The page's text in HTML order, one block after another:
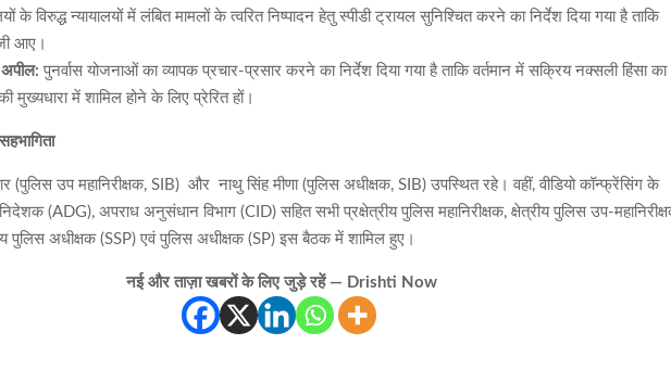
के विरुद्ध न्यायालयों में लंबित मामलों के त्वरित निष्पादन हेतु स्पीडी ट्रायल सुनिश्चित करने का निर्देश दिया गया है ताकि
आए।
पुनर्वास योजनाओं का व्यापक प्रचार-प्रसार करने का निर्देश दिया गया है ताकि वर्तमान में सक्रिय नक्सली हिंसा का
मुख्यधारा में शामिल होने के लिए प्रेरित हों।
(पुलिस उप महानिरीक्षक, SIB) और नाथु सिंह मीणा (पुलिस अधीक्षक, SIB) उपस्थित रहे। वहीं, वीडियो कॉन्फ्रेंसिंग के
(ADG), अपराध अनुसंधान विभाग (CID) सहित सभी प्रक्षेत्रीय पुलिस महानिरीक्षक, क्षेत्रीय पुलिस उप-
पुलिस अधीक्षक (SSP) एवं पुलिस अधीक्षक (SP) इस बैठक में शामिल हुए।
नई और ताज़ा खबरों के लिए जुड़े रहें — Drishti Now